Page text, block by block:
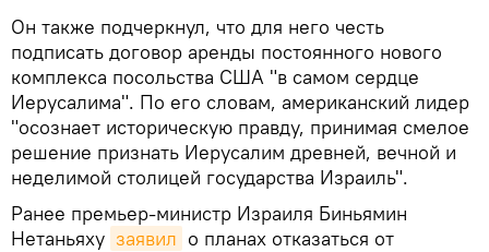
Он также подчеркнул, что для него честь
подписать договор аренды постоянного нового
комплекса посольства США "в самом сердце
Иерусалима". По его словам, американский лидер
"осознает историческую правду, принимая смелое
решение признать Иерусалим древней, вечной и
неделимой столицей государства Израиль".
Ранее премьер-министр Израиля Биньямин
Нетаньяху заявил о планах отказаться от